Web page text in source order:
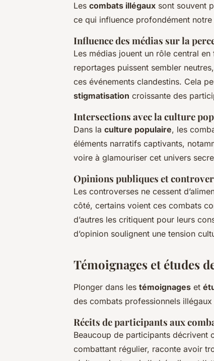
Les combats illégaux sont souvent
ce qui influence profondément
Influence des médias sur la
Les médias jouent un rôle central en
reportages puissent sembler
ces événements clandestins. Cela
stigmatisation croissante des
Intersections avec la culture
Dans la culture populaire, les
éléments narratifs captivants,
voire à glamouriser cet univers
Opinions publiques et
Les controverses ne cessent
côté, certains voient ces combats
d’autres les critiquent pour leurs
d’opinion soulignent une tension
Témoignages et études
Plonger dans les témoignages et
des combats professionnels
Récits de participants aux
Beaucoup de participants décrivent
combattant régulier, raconte avoir